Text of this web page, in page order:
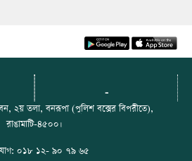
-
২য় তলা, বনরূপা (পুলিশ বক্সের বিপরীতে),
রাঙামাটি-৪৫০০।
০১৮ ১২- ৯০ ৭৯ ৬৫